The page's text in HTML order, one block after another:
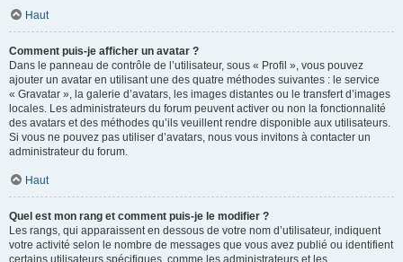
Haut
Comment puis-je afficher un avatar ?
Dans le panneau de contrôle de l’utilisateur, sous « Profil », vous pouvez
ajouter un avatar en utilisant une des quatre méthodes suivantes : le service
« Gravatar », la galerie d’avatars, les images distantes ou le transfert d’images
locales. Les administrateurs du forum peuvent activer ou non la fonctionnalité
des avatars et des méthodes qu’ils veuillent rendre disponible aux utilisateurs.
Si vous ne pouvez pas utiliser d’avatars, nous vous invitons à contacter un
administrateur du forum.
Haut
Quel est mon rang et comment puis-je le modifier ?
Les rangs, qui apparaissent en dessous de votre nom d’utilisateur, indiquent
votre activité selon le nombre de messages que vous avez publié ou identifient
certains utilisateurs spécifiques, comme les administrateurs et les